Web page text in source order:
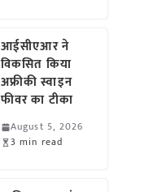
आईसीएआर ने
विकसित किया
अफ्रीकी स्वाइन
फीवर का टीका
August 5, 2026
3 min read